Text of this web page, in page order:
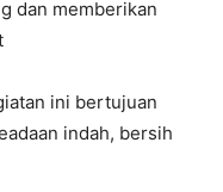
dan memberikan
ini bertujuan
indah, bersih